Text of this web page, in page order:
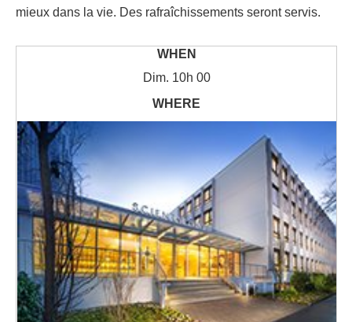
mieux dans la vie. Des rafraîchissements seront servis.
Dim. 10h 00